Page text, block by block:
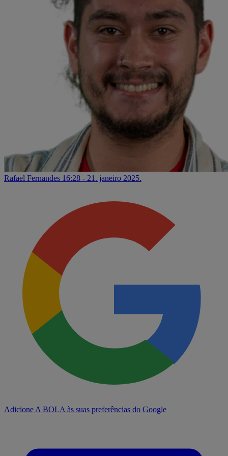
Rafael Fernandes 16:28 - 21. janeiro 2025.
Adicione A BOLA às suas preferências do Google